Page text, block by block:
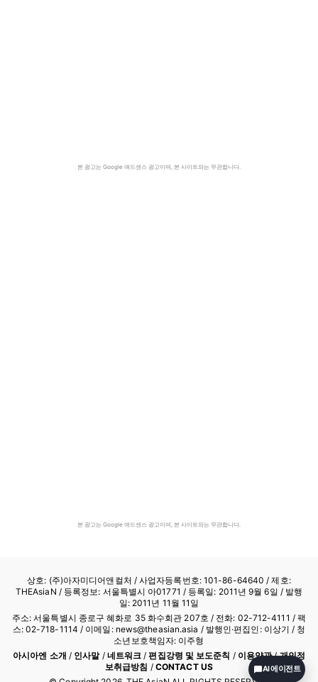
본 광고는 Google 애드센스 광고이며, 본 사이트와는 무관합니다.
본 광고는 Google 애드센스 광고이며, 본 사이트와는 무관합니다.
상호: (주)아자미디어앤컬처 /사업자등록번호: 101-86-64640 / 제호:
THEAsiaN / 등록정보: 서울특별시 아01771 / 등록일: 2011년 9월 6일 / 발행
일: 2011년 11월 11일
주소: 서울특별시 종로구 혜화로 35 화수회관 207호 / 전화: 02-712-4111 / 팩
스: 02-718-1114 / 이메일: news@theasian.asia / 발행인·편집인: 이상기 / 청
소년보호책임자: 이주형
아시아엔 소개 / 인사말/ 네트워크 /편집강령 및 보도준칙 / 이용약관/개인정
보취급방침 / CONTACT US
AI 에이전트